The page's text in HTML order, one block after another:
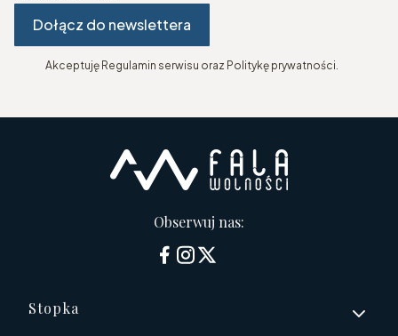
Dołącz do newslettera
Akceptuję Regulamin serwisu oraz Politykę prywatności.
Obserwuj nas:
Linki w stopce
Stopka